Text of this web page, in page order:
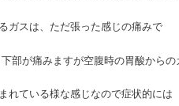
ガスは、ただ張った感じの痛みで
部が痛みますが空腹時の胃酸からの
れている様な感じなので症状的には